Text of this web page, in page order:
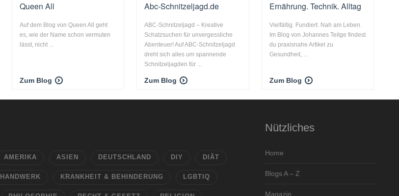
Queen All
Auf dem Blog von Queen All geht
es, wie der Name schon vermuten
lässt, nicht ...
Zum Blog
Abc-Schnitzeljagd.de
ABC-Schnitzeljagd – Kreative
Schatzsuchen für unvergessliche
Abenteuer! Auf ABC-Schnitzeljagd
dreht sich alles um spannende
Schnitzeljagden für ...
Zum Blog
Ernährung. Technik. Alltag
Vielfältig. Fundiert. Nah am Leben.
Im Blog von Johannes Teitge findest
du praxisnahe Artikel zu
Gesundheit, ...
Zum Blog
AMERIKA ASIEN DEUTSCHLAND DIY DIÄT
HANDWERK KRANKHEIT & BEHINDERUNG LGBTIQ
Nützliches
Home
Blogs A – Z
Magazin